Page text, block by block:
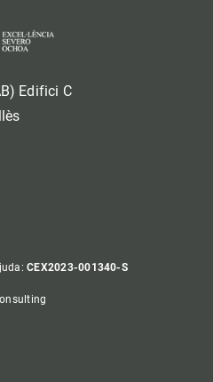
Edifici C
CEX2023-001340-S